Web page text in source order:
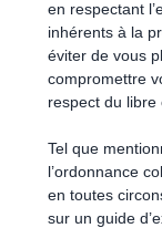
en respectant
inhérents à la
éviter de vous
compromettre
respect du libre
Tel que
l’ordonnance
en toutes
sur un guide